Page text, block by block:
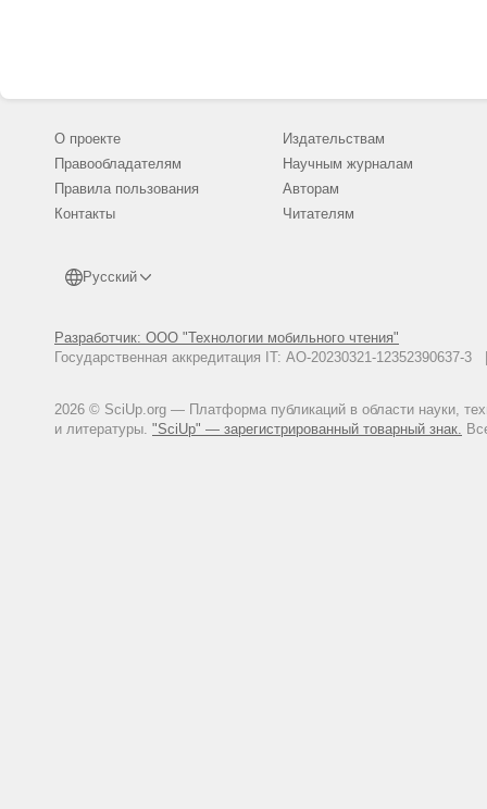
О проекте
Правообладателям
Правила пользования
Контакты
Русский
Разработчик: ООО "Технологии мобильного чтения"
Государственная аккредитация IT: АО-20230321-
2026 © SciUp.org — Платформа публикаций в области науки,
и литературы. "SciUp" — зарегистрированный товарный знак.
Издательствам
Научным журналам
Авторам
Читателям